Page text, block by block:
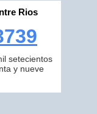
Rios
setecientos
y nueve